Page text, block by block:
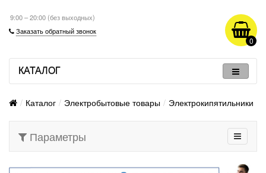
9:00 – 20:00 (без выходных)
Заказать обратный звонок
0
КАТАЛОГ
Каталог Электробытовые товары Электрокипятильники
Параметры